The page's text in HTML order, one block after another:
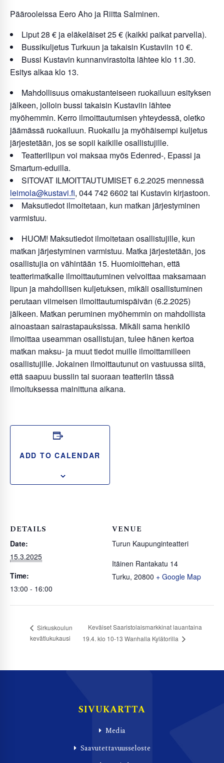
Päärooleissa Eero Aho ja Riitta Salminen.
Liput 28 € ja eläkeläiset 25 € (kaikki paikat parvella).
Bussikuljetus Turkuun ja takaisin Kustaviin 10 €.
Bussi Kustavin kunnanvirastolta lähtee klo 11.30.
Esitys alkaa klo 13.
Mahdollisuus omakustanteiseen ruokailuun esityksen
jälkeen, jolloin bussi takaisin Kustaviin lähtee
myöhemmin. Kerro ilmoittautumisen yhteydessä, oletko
jäämässä ruokailuun. Ruokailu ja myöhäisempi kuljetus
järjestetään, jos se sopii kaikille osallistujille.
Teatterilipun voi maksaa myös Edenred-, Epassi ja
Smartum-eduilla.
SITOVAT ILMOITTAUTUMISET 6.2.2025 mennessä
leimola@kustavi.fi, 044 742 6602 tai Kustavin kirjastoon.
Maksutiedot ilmoitetaan, kun matkan järjestyminen
varmistuu.
HUOM! Maksutiedot ilmoitetaan osallistujille, kun
matkan järjestyminen varmistuu. Matka järjestetään, jos
osallistujia on vähintään 15. Huomioittehan, että
teatterimatkalle ilmoittautuminen velvoittaa maksamaan
lipun ja mahdollisen kuljetuksen, mikäli osallistuminen
perutaan viimeisen ilmoittautumispäivän (6.2.2025)
jälkeen. Matkan peruminen myöhemmin on mahdollista
ainoastaan sairastapauksissa. Mikäli sama henkilö
ilmoittaa useamman osallistujan, tulee hänen kertoa
matkan maksu- ja muut tiedot muille ilmoittamilleen
osallistujille. Jokainen ilmoittautunut on vastuussa siitä,
että saapuu bussiin tai suoraan teatteriin tässä
ilmoituksessa mainittuna aikana.
ADD TO CALENDAR
DETAILS
Date:
15.3.2025
Time:
13:00 - 16:00
VENUE
Turun Kaupunginteatteri
Itäinen Rantakatu 14
Turku, 20800 + Google Map
Sirkuskoulun
kevätlukukausi
Keväiset Saaristolaismarkkinat lauantaina
19.4. klo 10-13 Wanhalla Kylätorilla
SIVUKARTTA
Media
Saavutettavuusseloste